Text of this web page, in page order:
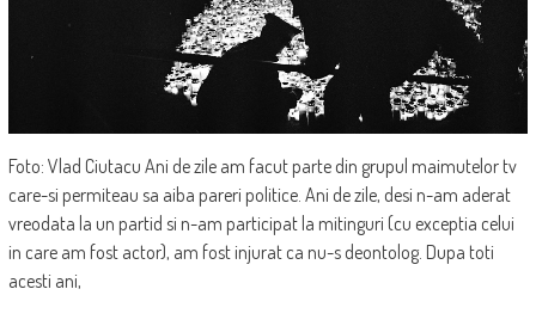
Foto: Vlad Ciutacu Ani de zile am facut parte din grupul maimutelor tv
care-si permiteau sa aiba pareri politice. Ani de zile, desi n-am aderat
vreodata la un partid si n-am participat la mitinguri (cu exceptia celui
in care am fost actor), am fost injurat ca nu-s deontolog. Dupa toti
acesti ani,